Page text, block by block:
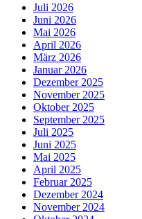
Juli 2026
Juni 2026
Mai 2026
April 2026
März 2026
Januar 2026
Dezember 2025
November 2025
Oktober 2025
September 2025
Juli 2025
Juni 2025
Mai 2025
April 2025
Februar 2025
Dezember 2024
November 2024